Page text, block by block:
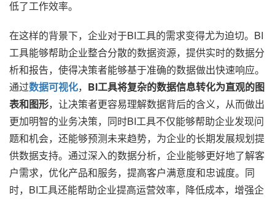
低了工作效率。
在这样的背景下，企业对于BI工具的需求变得尤为迫切。BI
工具能够帮助企业整合分散的数据资源，提供实时的数据分
析和报告，使得决策者能够基于准确的数据做出快速响应。
通过数据可视化， BI工具将复杂的数据信息转化为直观的图
表和图形，让决策者更容易理解数据背后的含义，从而做出
更加明智的业务决策，同时BI工具不仅能够帮助企业发现问
题和机会，还能够预测未来趋势，为企业的长期发展规划提
供数据支持。通过深入的数据分析，企业能够更好地了解客
户需求，优化产品和服务，提高客户满意度和忠诚度。同
时，BI工具还能帮助企业提高运营效率，降低成本，增强企